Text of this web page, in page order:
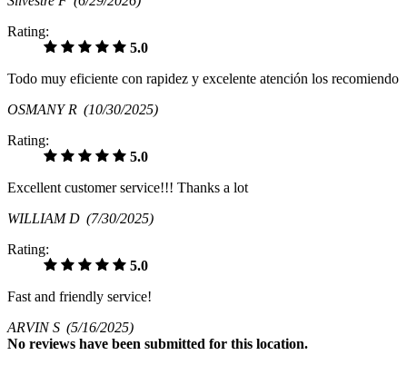
Rating:
5.0
Todo muy eficiente con rapidez y excelente atención los recomiendo
OSMANY R (10/30/2025)
Rating:
5.0
Excellent customer service!!! Thanks a lot
WILLIAM D (7/30/2025)
Rating:
5.0
Fast and friendly service!
ARVIN S (5/16/2025)
No reviews have been submitted for this location.